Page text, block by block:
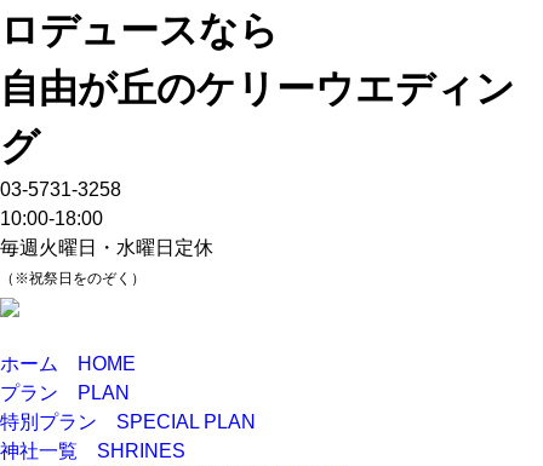
ロデュースなら
自由が丘のケリーウエディン
グ
03-5731-3258
10:00-18:00
毎週火曜日・水曜日定休
（※祝祭日をのぞく）
ホーム
HOME
プラン
PLAN
特別プラン SPECIAL PLAN
神社一覧 SHRINES